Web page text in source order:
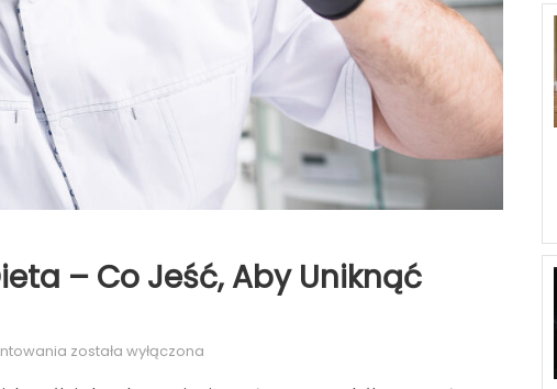
– Co Jeść, Aby Uniknąć
Nadwrażliwość
została wyłączona